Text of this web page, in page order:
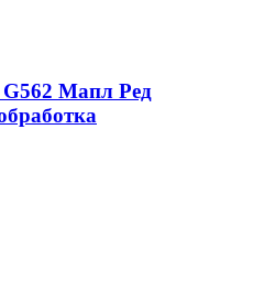
G562 Мапл Ред